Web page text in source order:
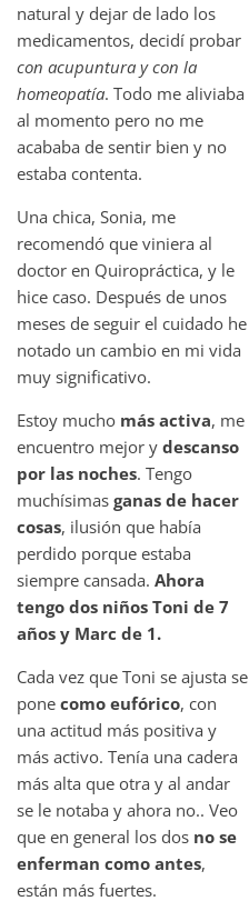
natural y dejar de lado los
medicamentos, decidí probar
con acupuntura y con la
homeopatía. Todo me aliviaba
al momento pero no me
acababa de sentir bien y no
estaba contenta.
Una chica, Sonia, me
recomendó que viniera al
doctor en Quiropráctica, y le
hice caso. Después de unos
meses de seguir el cuidado he
notado un cambio en mi vida
muy significativo.
Estoy mucho más activa, me
encuentro mejor y descanso
por las noches. Tengo
muchísimas ganas de hacer
cosas, ilusión que había
perdido porque estaba
siempre cansada. Ahora
tengo dos niños Toni de 7
años y Marc de 1.
Cada vez que Toni se ajusta se
pone como eufórico, con
una actitud más positiva y
más activo. Tenía una cadera
más alta que otra y al andar
se le notaba y ahora no.. Veo
que en general los dos no se
enferman como antes,
están más fuertes.